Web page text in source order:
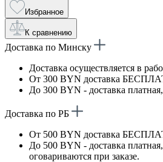
Избранное
К сравнению
Доставка по Минску
Доставка осуществляется в
От 300 BYN доставка
До 300 BYN - доставка
Доставка по РБ
От 500 BYN доставка
До 500 BYN - доставка
оговариваются при заказе.